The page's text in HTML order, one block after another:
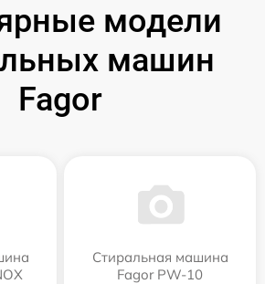
модели
машин
Fagor
Стиральная машина
Fagor PW-10